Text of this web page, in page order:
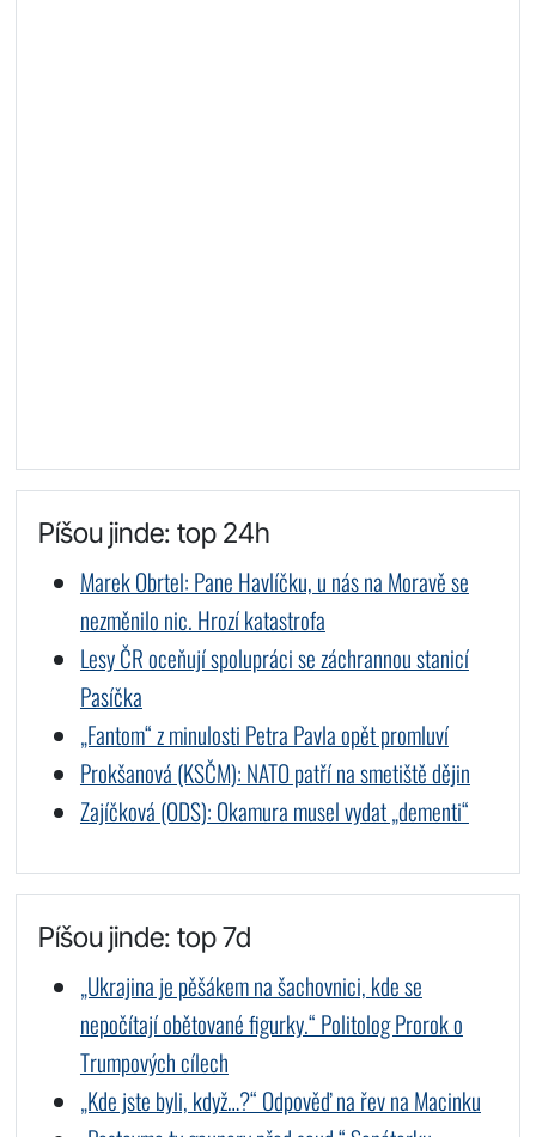
Píšou jinde: top 24h
Marek Obrtel: Pane Havlíčku, u nás na Moravě se
nezměnilo nic. Hrozí katastrofa
Lesy ČR oceňují spolupráci se záchrannou stanicí
Pasíčka
„Fantom“ z minulosti Petra Pavla opět promluví
Prokšanová (KSČM): NATO patří na smetiště dějin
Zajíčková (ODS): Okamura musel vydat „dementi“
Píšou jinde: top 7d
„Ukrajina je pěšákem na šachovnici, kde se
nepočítají obětované figurky.“ Politolog Prorok o
Trumpových cílech
„Kde jste byli, když…?“ Odpověď na řev na Macinku